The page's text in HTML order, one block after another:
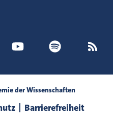
der Wissenschaften
Barrierefreiheit